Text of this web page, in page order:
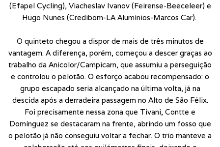
(Efapel Cycling), Viacheslav Ivanov (Feirense-Beeceleer) e
Hugo Nunes (Credibom-LA Alumínios-Marcos Car).
O quinteto chegou a dispor de mais de três minutos de
vantagem. A diferença, porém, começou a descer graças ao
trabalho da Anicolor/Campicarn, que assumiu a perseguição
e controlou o pelotão. O esforço acabou recompensado: o
grupo escapado seria alcançado na última volta, já na
descida após a derradeira passagem no Alto de São Félix.
Foi precisamente nessa zona que Tivani, Contte e
Domínguez se destacaram na frente, abrindo um fosso que
o pelotão já não conseguiu voltar a fechar. O trio manteve a